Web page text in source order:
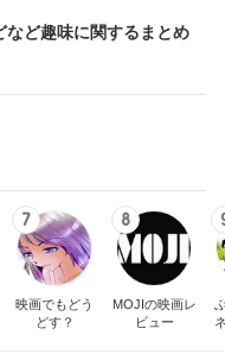
ど趣味に関するまとめ
7
映画でもどう
どす？
8
MOJIの映画レ
ビュー